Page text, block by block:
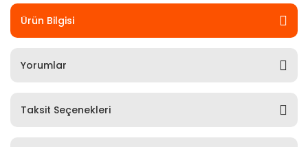
Ürün Bilgisi
Yorumlar
Taksit Seçenekleri